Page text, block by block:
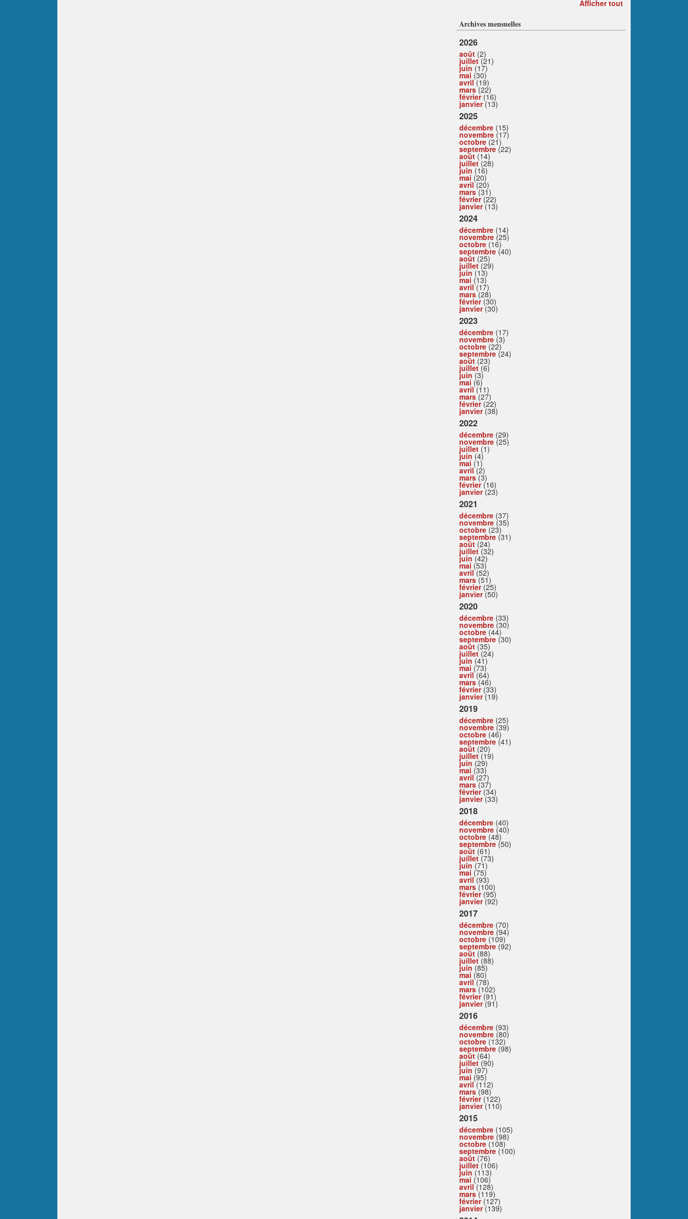
Afficher tout
Archives mensuelles
2026
août (2)
juillet(21)
juin (17)
mai (30)
avril(19)
mars(22)
février(16)
janvier(13)
2025
décembre (15)
novembre (17)
octobre (21)
septembre (22)
août (14)
juillet(28)
juin (16)
mai (20)
avril(20)
mars(31)
février(22)
janvier(13)
2024
décembre (14)
novembre (25)
octobre (16)
septembre (40)
août (25)
juillet(29)
juin (13)
mai (13)
avril(17)
mars(28)
février(30)
janvier(30)
2023
décembre (17)
novembre (3)
octobre (22)
septembre (24)
août (23)
juillet(6)
juin (3)
mai (6)
avril(11)
mars(27)
février(22)
janvier(38)
2022
décembre (29)
novembre (25)
juillet (1)
juin (4)
mai (1)
avril(2)
mars(3)
février(16)
janvier(23)
2021
décembre (37)
novembre (35)
octobre (23)
septembre (31)
août (24)
juillet(32)
juin (42)
mai (53)
avril(52)
mars(51)
février(25)
janvier(50)
2020
décembre (33)
novembre (30)
octobre (44)
septembre (30)
août (35)
juillet(24)
juin (41)
mai (73)
avril(64)
mars(46)
février(33)
janvier(19)
2019
décembre (25)
novembre (39)
octobre (46)
septembre (41)
août (20)
juillet(19)
juin (29)
mai (33)
avril(27)
mars(37)
février(34)
janvier(33)
2018
décembre (40)
novembre (40)
octobre (48)
septembre (50)
août (61)
juillet(73)
juin (71)
mai (75)
avril(93)
mars(100)
février(95)
janvier(92)
2017
décembre (70)
novembre (94)
octobre (109)
septembre (92)
août (88)
juillet(88)
juin (85)
mai (80)
avril(78)
mars(102)
février(91)
janvier(91)
2016
décembre (93)
novembre (80)
octobre (132)
septembre (98)
août (64)
juillet(90)
juin (97)
mai (95)
avril(112)
mars(98)
février(122)
janvier(110)
2015
décembre (105)
novembre (98)
octobre (108)
septembre (100)
août (76)
juillet(106)
juin (113)
mai (106)
avril(128)
mars(119)
février(127)
janvier(139)